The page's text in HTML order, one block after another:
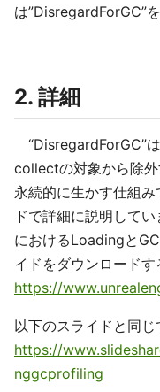
は”DisregardForGC”
2. 詳細
“DisregardForGC”
collectの対象から除
永続的に生かす仕組
ドで詳細に説明して
におけるLoadingと
イドをダウンロードす
https://
以下のスライドと同じ
https://
nggcprofiling